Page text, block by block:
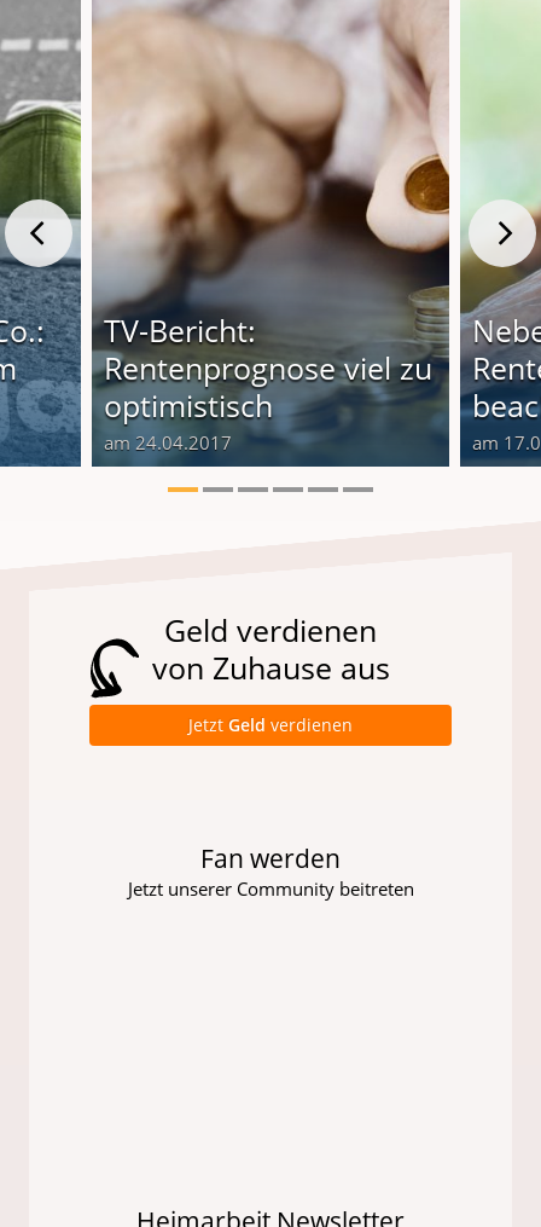
TV-Bericht:
Rentenprognose viel zu
optimistisch
am 24.04.2017 am
Geld verdienen
von Zuhause aus
Jetzt Geld verdienen
Fan werden
Jetzt unserer Community beitreten